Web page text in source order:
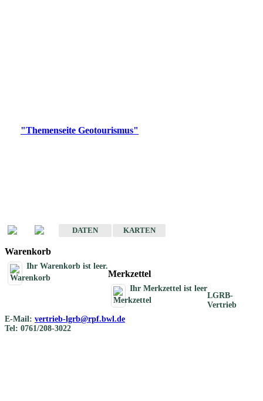
"Themenseite Geotourismus"
DATEN
KARTEN
Warenkorb
Ihr Warenkorb ist leer.
Merkzettel
Ihr Merkzettel ist leer
LGRB-
Vertrieb
E-Mail: vertrieb-lgrb@rpf.bwl.de
Tel: 0761/208-3022